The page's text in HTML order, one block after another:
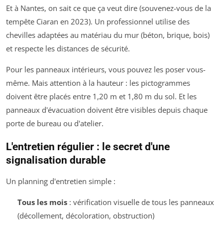
Et à Nantes, on sait ce que ça veut dire (souvenez-vous de la
tempête Ciaran en 2023). Un professionnel utilise des
chevilles adaptées au matériau du mur (béton, brique, bois)
et respecte les distances de sécurité.
Pour les panneaux intérieurs, vous pouvez les poser vous-
même. Mais attention à la hauteur : les pictogrammes
doivent être placés entre 1,20 m et 1,80 m du sol. Et les
panneaux d'évacuation doivent être visibles depuis chaque
porte de bureau ou d'atelier.
L'entretien régulier : le secret d'une
signalisation durable
Un planning d'entretien simple :
Tous les mois: vérification visuelle de tous les panneaux
(décollement, décoloration, obstruction)